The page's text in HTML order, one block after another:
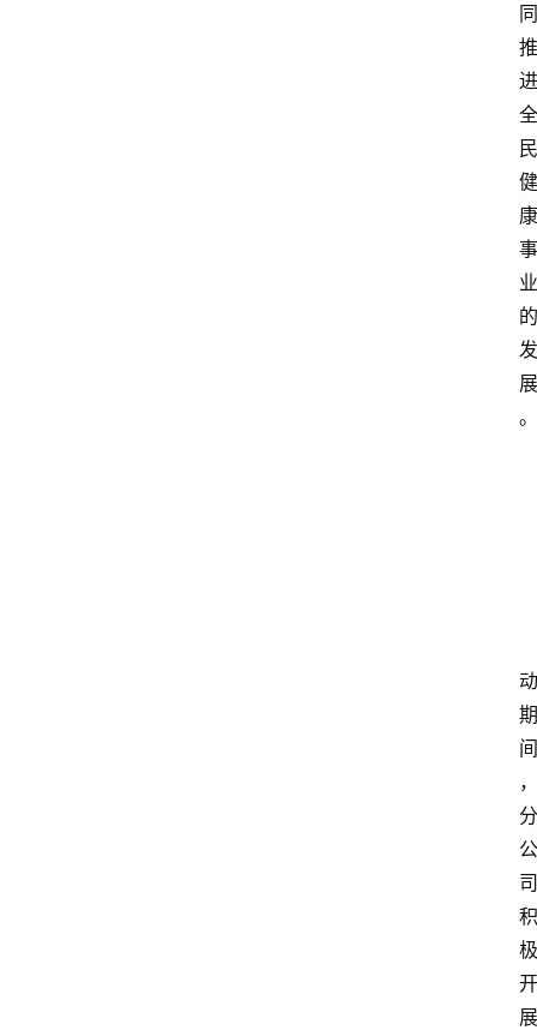
同
推
进
全
民
健
康
事
业
的
发
展
。
动
期
间
，
分
公
司
积
极
开
展